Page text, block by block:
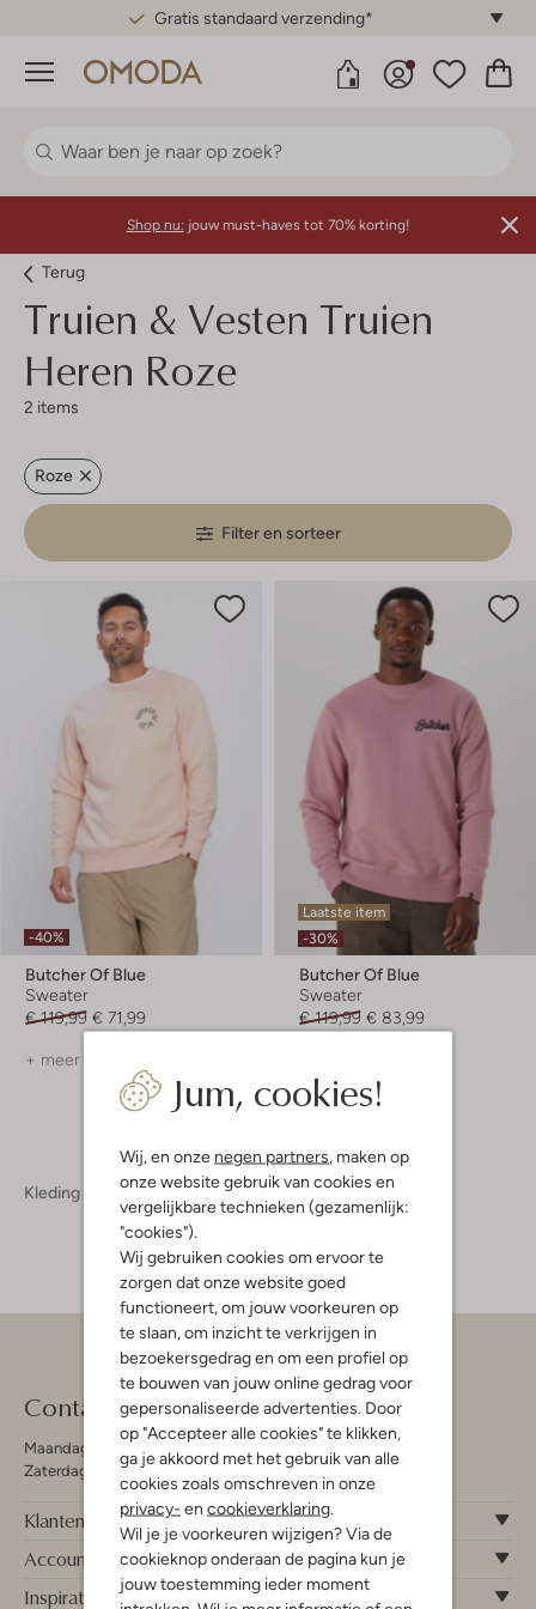
Gratis standaard verzending*
Menu
Jum, cookies!
Wij, en onze negen partners , maken op
onze website gebruik van cookies en
vergelijkbare technieken (gezamenlijk:
"cookies").
Wij gebruiken cookies om ervoor te
zorgen dat onze website goed
functioneert, om jouw voorkeuren op
te slaan, om inzicht te verkrijgen in
bezoekersgedrag en om een profiel op
te bouwen van jouw online gedrag voor
gepersonaliseerde advertenties. Door
op "Accepteer alle cookies" te klikken,
ga je akkoord met het gebruik van alle
cookies zoals omschreven in onze
privacy- en cookieverklaring
Wil je je voorkeuren wijzigen? Via de
cookieknop onderaan de pagina kun je
jouw toestemming ieder moment
Shop nu: jouw must-haves tot 70% korting!
Terug
Truien & Vesten Truien
Heren Roze
2 items
Roze
Filter en sorteer
-40%
Butcher Of Blue
Sweater
€ 119,99 € 71,99
+ meer kleuren
Laatste item
-30%
Butcher Of Blue
Sweater
€ 119,99 € 83,99
Kleding Truien & Vesten Truien & Vesten Heren
Contact
Maandag - Vrijdag 09:00 - 19:00 uur
Zaterdag 09:00 - 17:00 uur
Klantenservice
Account
Inspiratie